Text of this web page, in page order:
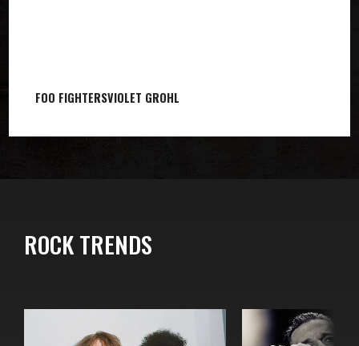
FOO FIGHTERSVIOLET GROHL
ROCK TRENDS